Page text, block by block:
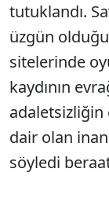
tutuklandı.
üzgün
sitelerinde
kaydının
adaletsizliğin
dair olan
söyledi